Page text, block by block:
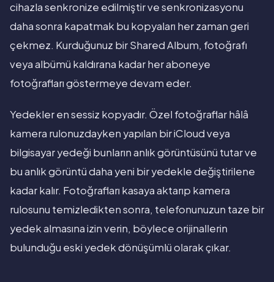
cihazla senkronize edilmiştir ve senkronizasyonu
daha sonra kapatmak bu kopyaları her zaman geri
çekmez. Kurduğunuz bir Shared Album, fotoğrafı
veya albümü kaldırana kadar her aboneye
fotoğrafları göstermeye devam eder.
Yedekler en sessiz kopyadır. Özel fotoğraflar hâlâ
kamera rulonuzdayken yapılan bir iCloud veya
bilgisayar yedeği bunların anlık görüntüsünü tutar ve
bu anlık görüntü daha yeni bir yedekle değiştirilene
kadar kalır. Fotoğrafları kasaya aktarıp kamera
rulosunu temizledikten sonra, telefonunuzun taze bir
yedek almasına izin verin, böylece orijinallerin
bulunduğu eski yedek dönüşümlü olarak çıkar.